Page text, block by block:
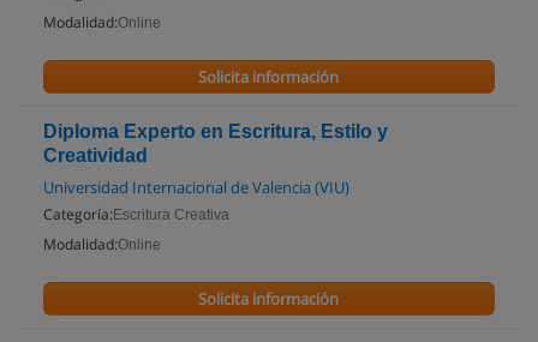
Modalidad:Online
Solicita información
Diploma Experto en Escritura, Estilo y
Creatividad
Universidad Internacional de Valencia (VIU)
Categoría: Escritura Creativa
Modalidad:Online
Solicita información